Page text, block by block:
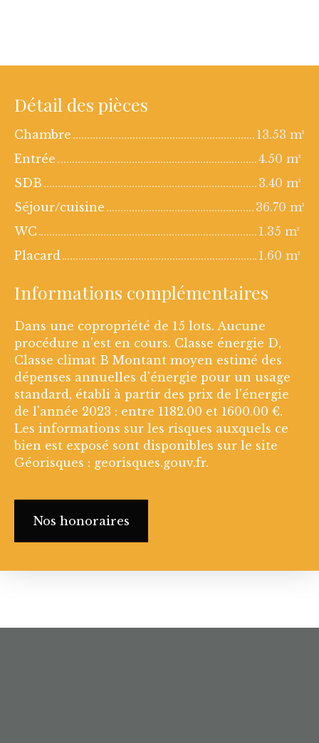
Détail des pièces
Chambre
13.53 m²
Entrée
4.50 m²
SDB
3.40 m²
Séjour/cuisine
36.70 m²
WC
1.35 m²
Placard
1.60 m²
Informations complémentaires
Dans une copropriété de 15 lots. Aucune
procédure n'est en cours. Classe énergie D,
Classe climat B Montant moyen estimé des
dépenses annuelles d'énergie pour un usage
standard, établi à partir des prix de l'énergie
de l'année 2023 : entre 1182.00 et 1600.00 €.
Les informations sur les risques auxquels ce
bien est exposé sont disponibles sur le site
Géorisques : georisques.gouv.fr.
Nos honoraires